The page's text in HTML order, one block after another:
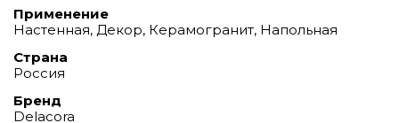
Применение
Настенная, Декор, Керамогранит, Напольная
Страна
Россия
Бренд
Delacora